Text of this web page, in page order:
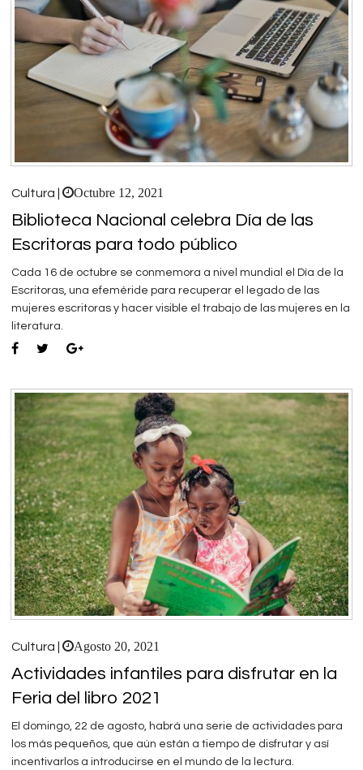
Cultura | Octubre 12, 2021
Biblioteca Nacional celebra Día de las
Escritoras para todo público
Cada 16 de octubre se conmemora a nivel mundial el Día de la
Escritoras, una efeméride para recuperar el legado de las
mujeres escritoras y hacer visible el trabajo de las mujeres en la
literatura.
Cultura | Agosto 20, 2021
Actividades infantiles para disfrutar en la
Feria del libro 2021
El domingo, 22 de agosto, habrá una serie de actividades para
los más pequeños, que aún están a tiempo de disfrutar y así
incentivarlos a introducirse en el mundo de la lectura.